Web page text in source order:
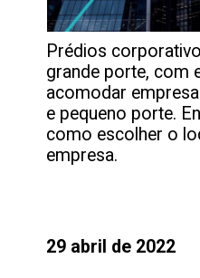
Prédios
grande porte, com
acomodar
e pequeno porte.
como escolher o
empresa.
29 abril de 2022